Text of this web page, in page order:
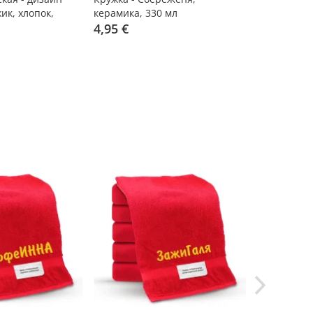
хлопок,
керамика, 330 мл
4,95 €